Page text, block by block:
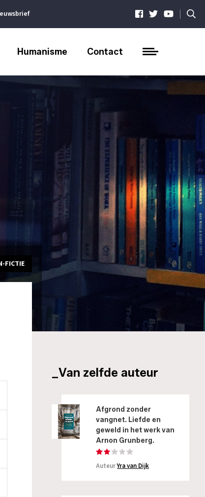
|
Humanisme Contact
FICTIE
_Van zelfde auteur
Afgrond zonder
vangnet. Liefde en
geweld in het werk van
Arnon Grunberg.
AuteurYra van Dijk